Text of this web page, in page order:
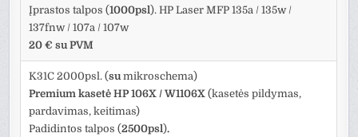
Įprastos talpos (1000psl). HP Laser MFP 135a / 135w /
137fnw / 107a / 107w
20 € su PVM
K31C 2000psl. (sumikroschema)
Premium kasetė HP 106X / W1106X(kasetės pildymas,
pardavimas, keitimas)
Padidintos talpos (2500psl).